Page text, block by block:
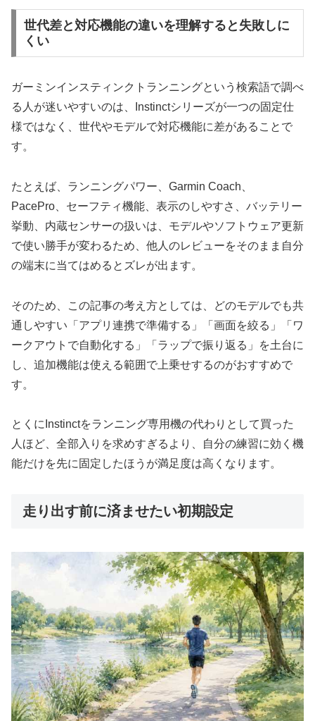
世代差と対応機能の違いを理解すると失敗しに
くい
ガーミンインスティンクトランニングという検索語で調べ
る人が迷いやすいのは、Instinctシリーズが一つの固定仕
様ではなく、世代やモデルで対応機能に差があることで
す。
たとえば、ランニングパワー、Garmin Coach、
PacePro、セーフティ機能、表示のしやすさ、バッテリー
挙動、内蔵センサーの扱いは、モデルやソフトウェア更新
で使い勝手が変わるため、他人のレビューをそのまま自分
の端末に当てはめるとズレが出ます。
そのため、この記事の考え方としては、どのモデルでも共
通しやすい「アプリ連携で準備する」「画面を絞る」「ワ
ークアウトで自動化する」「ラップで振り返る」を土台に
し、追加機能は使える範囲で上乗せするのがおすすめで
す。
とくにInstinctをランニング専用機の代わりとして買った
人ほど、全部入りを求めすぎるより、自分の練習に効く機
能だけを先に固定したほうが満足度は高くなります。
走り出す前に済ませたい初期設定